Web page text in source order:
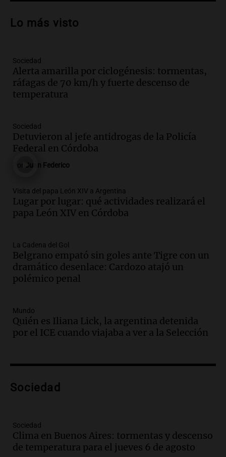
Audio.Preparativos para la feria en La
de apertura
Audio.
lluvias, senadores manifiestan
oposición a ley de tierras
Panorama Federal
Audio.
centro de esquí Penitentes Park tras
siete años de cierre por falta de nieve
Episodios
Audio.Madres en Rosario piden por la
ley Joaquín.
Viva la Radio Rosario
Audio. Juan Pedro Colombo, rematador
de hacienda: “Las tecnologías no
reemplazan el contacto con la gente”
La Argentina, hoy
Audio.
un pozo de 17 metros en Nueva Córdoba
Panorama Federal
Audio.Lanzamiento del Tigo 7 CSH: el
al mercado argentino
Audio.
Mundial de Natación de Invierno con
récords y atletas de 20 países
Lo más visto
Sociedad
Alerta amarilla por ciclogénesis: tormentas,
ráfagas de 70 km/h y fuerte descenso de
temperatura
Sociedad
Detuvieron al jefe antidrogas de la Policía
Federal en Córdoba
Juan Federico
Visita del papa León XIV a Argentina
Lugar por lugar: qué actividades realizará el
papa León XIV en Córdoba
La Cadena del Gol
Belgrano empató sin goles ante Tigre con un
dramático desenlace: Cardozo atajó un
polémico penal
Mundo
Quién es Iliana Lick, la argentina detenida
por el ICE cuando viajaba a ver a la Selección
Sociedad
Sociedad
Clima en Buenos Aires: tormentas y descenso
de temperatura para el jueves 6 de agosto